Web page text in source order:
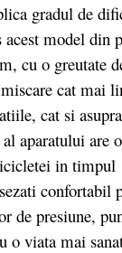
gradul de
model din
cu o greutate
cat mai
cat si
aparatului are
in timpul
confortabil
de presiune,
viata mai